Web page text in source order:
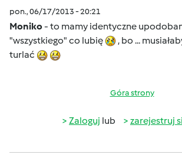
pon., 06/17/2013 - 20:21
Moniko- to mamy identyczne
"wszystkiego" co lubię
, bo ...
turlać
Góra strony
Zaloguj lub zarejestruj